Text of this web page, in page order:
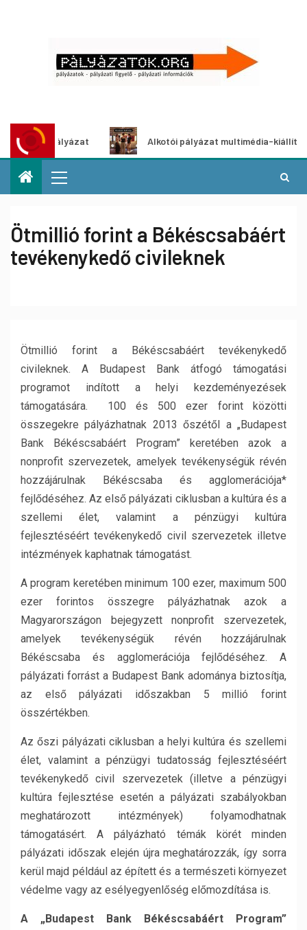
Alkotói pályázat multimédia-kiállításhoz
Ötmillió forint a Békéscsabáért
tevékenykedő civileknek
Ötmillió forint a Békéscsabáért tevékenykedő
civileknek. A Budapest Bank átfogó támogatási
programot indított a helyi kezdeményezések
támogatására. 100 és 500 ezer forint közötti
összegekre pályázhatnak 2013 őszétől a „Budapest
Bank Békéscsabáért Program” keretében azok a
nonprofit szervezetek, amelyek tevékenységük révén
hozzájárulnak Békéscsaba és agglomerációja*
fejlődéséhez. Az első pályázati ciklusban a kultúra és a
szellemi élet, valamint a pénzügyi kultúra
fejlesztéséért tevékenykedő civil szervezetek illetve
intézmények kaphatnak támogatást.
A program keretében minimum 100 ezer, maximum 500
ezer forintos összegre pályázhatnak azok a
Magyarországon bejegyzett nonprofit szervezetek,
amelyek tevékenységük révén hozzájárulnak
Békéscsaba és agglomerációja fejlődéséhez. A
pályázati forrást a Budapest Bank adománya biztosítja,
az első pályázati időszakban 5 millió forint
összértékben.
Az őszi pályázati ciklusban a helyi kultúra és szellemi
élet, valamint a pénzügyi tudatosság fejlesztéséért
tevékenykedő civil szervezetek (illetve a pénzügyi
kultúra fejlesztése esetén a pályázati szabályokban
meghatározott intézmények) folyamodhatnak
támogatásért. A pályázható témák körét minden
pályázati időszak elején újra meghatározzák, így sorra
kerül majd például az épített és a természeti környezet
védelme vagy az esélyegyenlőség előmozdítása is.
A „Budapest Bank Békéscsabáért Program”